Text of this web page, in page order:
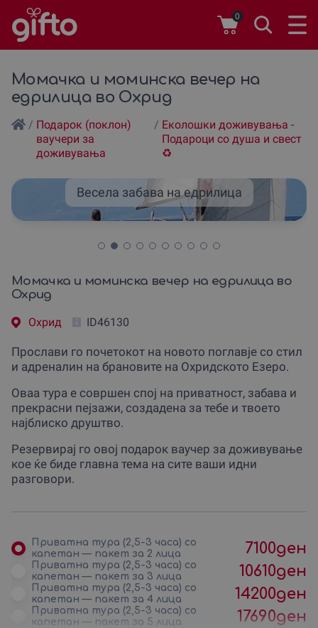
0
Момачка и моминска вечер на
едрилица во Охрид
/ Подарок (поклон)
ваучери за
доживувања
/ Еколошки доживувања -
Подароци со душа и свест
♻️
Весела забава на едрилица
Момачка и моминска вечер на едрилица во
Охрид
Охрид ID46130
Прослави го почетокот на новото поглавје со стил
и адреналин на брановите на Охридското Езеро.
Оваа тура е совршен спој на приватност, забава и
прекрасни пејзажи, создадена за тебе и твоето
најблиско друштво.
Резервирај го овој подарок ваучер за доживување
кое ќе биде главна тема на сите ваши идни
разговори.
Приватна тура (2,5-3 часа) со
капетан — пакет за 2 лица
7100ден
Приватна тура (2,5-3 часа) со
капетан — пакет за 3 лица
10610ден
Приватна тура (2,5-3 часа) со
капетан — пакет за 4 лица
14200ден
Приватна тура (2,5-3 часа) со
капетан — пакет за 5 лица
17690ден